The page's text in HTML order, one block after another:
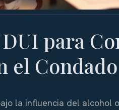
para
el
la influencia del alcohol